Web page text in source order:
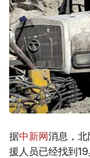
据中新网消息，
援人员已经找到